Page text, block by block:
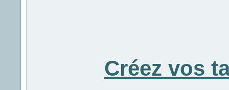
Créez vos